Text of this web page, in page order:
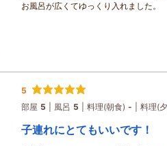
お風呂が広くてゆっくり入れました。
5
部屋 5 風呂 5 料理(朝食) - 料理(
子連れにとてもいいです！